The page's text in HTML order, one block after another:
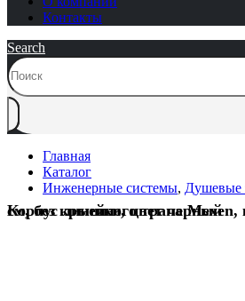
Контакты
Search
Главная
Каталог
Инженерные системы, Душевые
Корпус линейного трапа Mexen, коллекция FLAT, 50 см, без крышки, цвет черный